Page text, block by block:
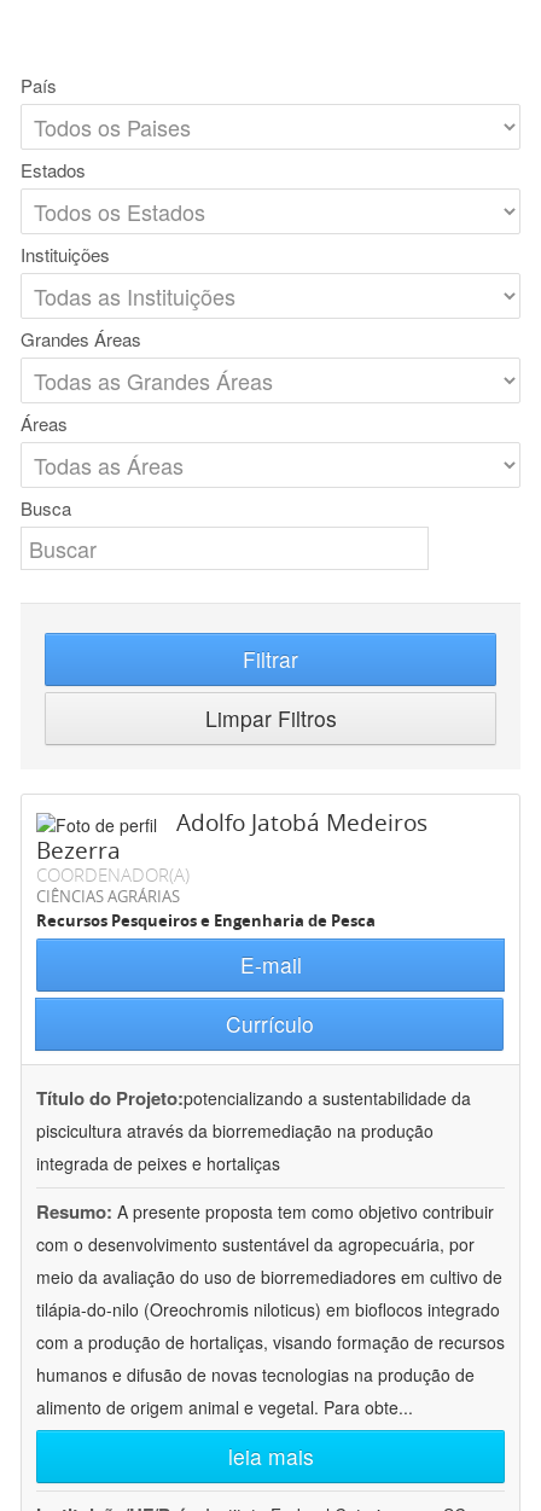
País
Estados
Instituições
Grandes Áreas
Áreas
Busca
Filtrar
Limpar Filtros
Adolfo Jatobá Medeiros
Bezerra
COORDENADOR(A)
CIÊNCIAS AGRÁRIAS
Recursos Pesqueiros e Engenharia de Pesca
E-mail
Currículo
Título do Projeto:potencializando a sustentabilidade da
piscicultura através da biorremediação na produção
integrada de peixes e hortaliças
Resumo: A presente proposta tem como objetivo contribuir
com o desenvolvimento sustentável da agropecuária, por
meio da avaliação do uso de biorremediadores em cultivo de
tilápia-do-nilo (Oreochromis niloticus) em bioflocos integrado
com a produção de hortaliças, visando formação de recursos
humanos e difusão de novas tecnologias na produção de
alimento de origem animal e vegetal. Para obte...
leia mais